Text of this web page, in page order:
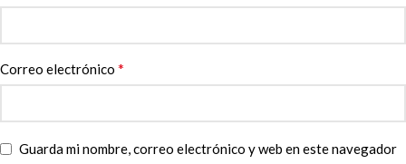
Correo electrónico *
Guarda mi nombre, correo electrónico y web en este navegador